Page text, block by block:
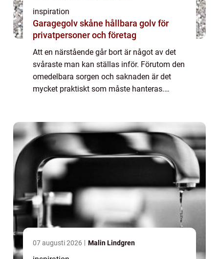
inspiration
Garagegolv skåne hållbara golv för
privatpersoner och företag
Att en närstående går bort är något av det
svåraste man kan ställas inför. Förutom den
omedelbara sorgen och saknaden är det
mycket praktiskt som måste hanteras.
samtidigt som man f...
07 augusti 2026 Malin Lindgren